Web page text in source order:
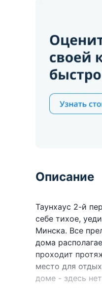
Описание
Таунхаус 2-й
себе тихое,
Минска. Все
дома
проходит
место для
доме - здесь